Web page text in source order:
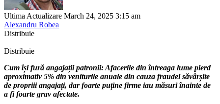
Ultima Actualizare March 24, 2025 3:15 am
Alexandru Robea
Distribuie
Distribuie
Cum își fură angajații patronii: Afacerile din întreaga lume pierd
aproximativ 5% din veniturile anuale din cauza fraudei săvârșite
de propriii angajați, dar foarte puține firme iau măsuri înainte de
a fi foarte grav afectate.